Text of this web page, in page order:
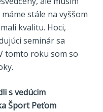
stále na vyššom
kvalitu. Hoci,
seminár sa
tomto roku som so
s vedúcim
Šport Peťom